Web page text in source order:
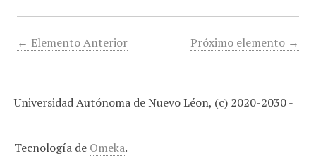
← Elemento Anterior Próximo elemento →
Universidad Autónoma de Nuevo Léon, (c) 2020-2030 -
Tecnología de Omeka.